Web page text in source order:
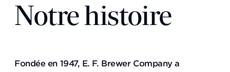
Notre histoire
Fondée en 1947, E. F. Brewer Company a